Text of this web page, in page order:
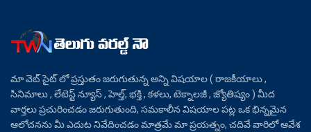
మా వెబ్ సైట్ లో ప్రస్తుతం జరుగుతున్న అన్ని విషయాల ( రాజకీయాలు ,
సినిమాలు , లేటెస్ట్ న్యూస్ , హెల్త్, భక్తి , కళలు, టెక్నాలజీ , జ్యోతిష్యం ) మీద
వార్తలు ప్రచురించడం జరుగుతుంది, సమకాలీన విషయాల పట్ల ఒక భిన్నమైన
ఆలోచనను మీ ఎదుట నివేదించడం మాత్రమే మా ప్రయత్నం, చదివే వారిలో ఆవేశ